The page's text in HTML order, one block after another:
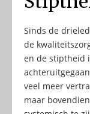
Sinds de
de
en de stiptheid
veel meer
maar